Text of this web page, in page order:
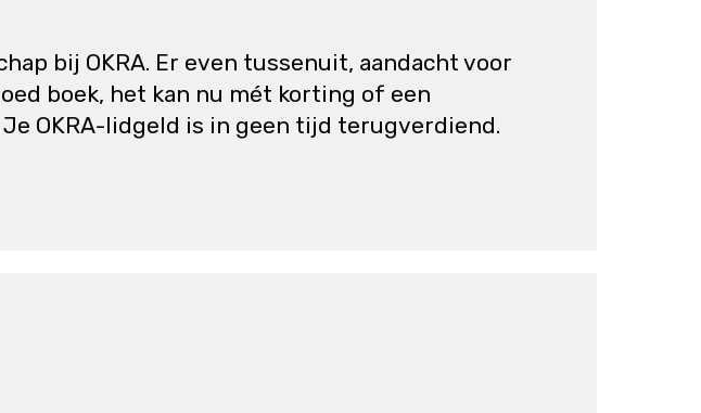
bij OKRA. Er even tussenuit, aandacht voor
boek, het kan nu mét korting of een
OKRA-lidgeld is in geen tijd terugverdiend.